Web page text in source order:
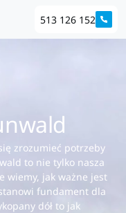
513 126 152
zrozumieć potrzeby
to nie tylko nasza
wiemy, jak ważne jest
fundament dla
dół to jak